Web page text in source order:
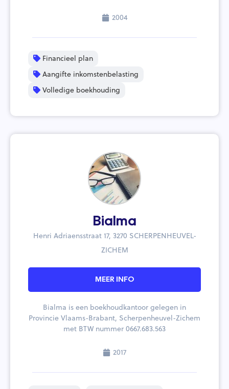
2004
Financieel plan
Aangifte inkomstenbelasting
Volledige boekhouding
Bialma
Henri Adriaensstraat 17, 3270 SCHERPENHEUVEL-
ZICHEM
MEER INFO
Bialma is een boekhoudkantoor gelegen in
Provincie Vlaams-Brabant, Scherpenheuvel-Zichem
met BTW nummer 0667.683.563
2017